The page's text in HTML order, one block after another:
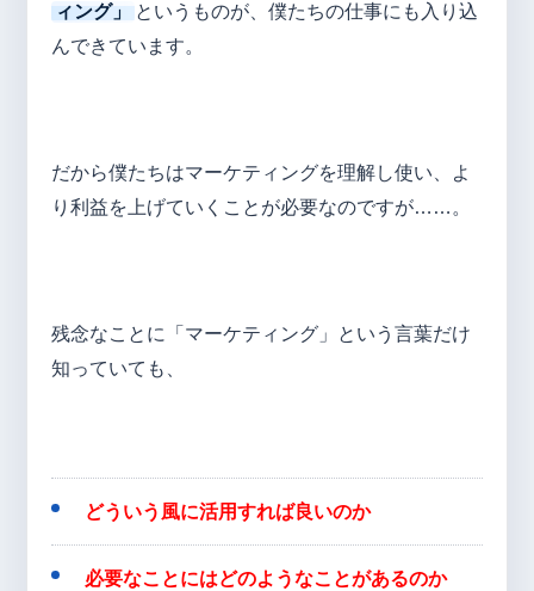
ィング」
というものが、僕たちの仕事にも入り込
んできています。
だから僕たちはマーケティングを理解し使い、よ
り利益を上げていくことが必要なのですが……。
残念なことに「マーケティング」という言葉だけ
知っていても、
どういう風に活用すれば良いのか
必要なことにはどのようなことがあるのか